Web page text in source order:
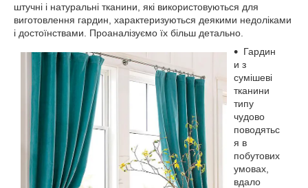
штучні і натуральні тканини, які використовуються для
виготовлення гардин, характеризуються деякими недоліками
і достоїнствами. Проаналізуємо їх більш детально.
Гардин
и з
сумішеві
тканини
типу
чудово
поводятьс
я в
побутових
умовах,
вдало